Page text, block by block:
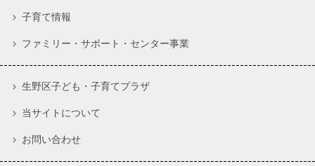
子育て情報
ファミリー・サポート・センター事業
生野区子ども・子育てプラザ
当サイトについて
お問い合わせ